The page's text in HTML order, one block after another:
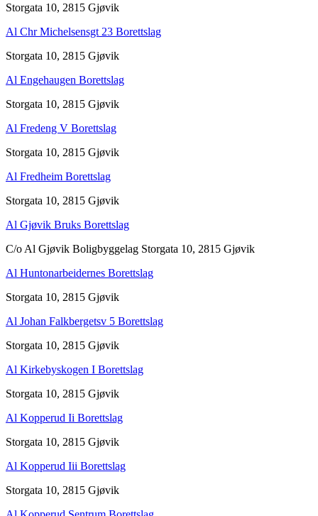
Storgata 10, 2815 Gjøvik
Al Chr Michelsensgt 23 Borettslag
Storgata 10, 2815 Gjøvik
Al Engehaugen Borettslag
Storgata 10, 2815 Gjøvik
Al Fredeng V Borettslag
Storgata 10, 2815 Gjøvik
Al Fredheim Borettslag
Storgata 10, 2815 Gjøvik
Al Gjøvik Bruks Borettslag
C/o Al Gjøvik Boligbyggelag Storgata 10, 2815 Gjøvik
Al Huntonarbeidernes Borettslag
Storgata 10, 2815 Gjøvik
Al Johan Falkbergetsv 5 Borettslag
Storgata 10, 2815 Gjøvik
Al Kirkebyskogen I Borettslag
Storgata 10, 2815 Gjøvik
Al Kopperud Ii Borettslag
Storgata 10, 2815 Gjøvik
Al Kopperud Iii Borettslag
Storgata 10, 2815 Gjøvik